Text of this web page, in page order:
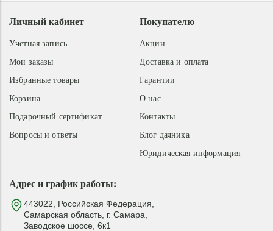
Адрес и график работы:
443022, Российская Федерация,
Самарская область, г. Самара,
Заводское шоссе, 6к1
Покупателю
Акции
Доставка и оплата
Гарантии
О нас
Контакты
Блог дачника
Юридическая информация
Личный кабинет
Учетная запись
Мои заказы
Избранные товары
Корзина
Подарочный сертификат
Вопросы и ответы